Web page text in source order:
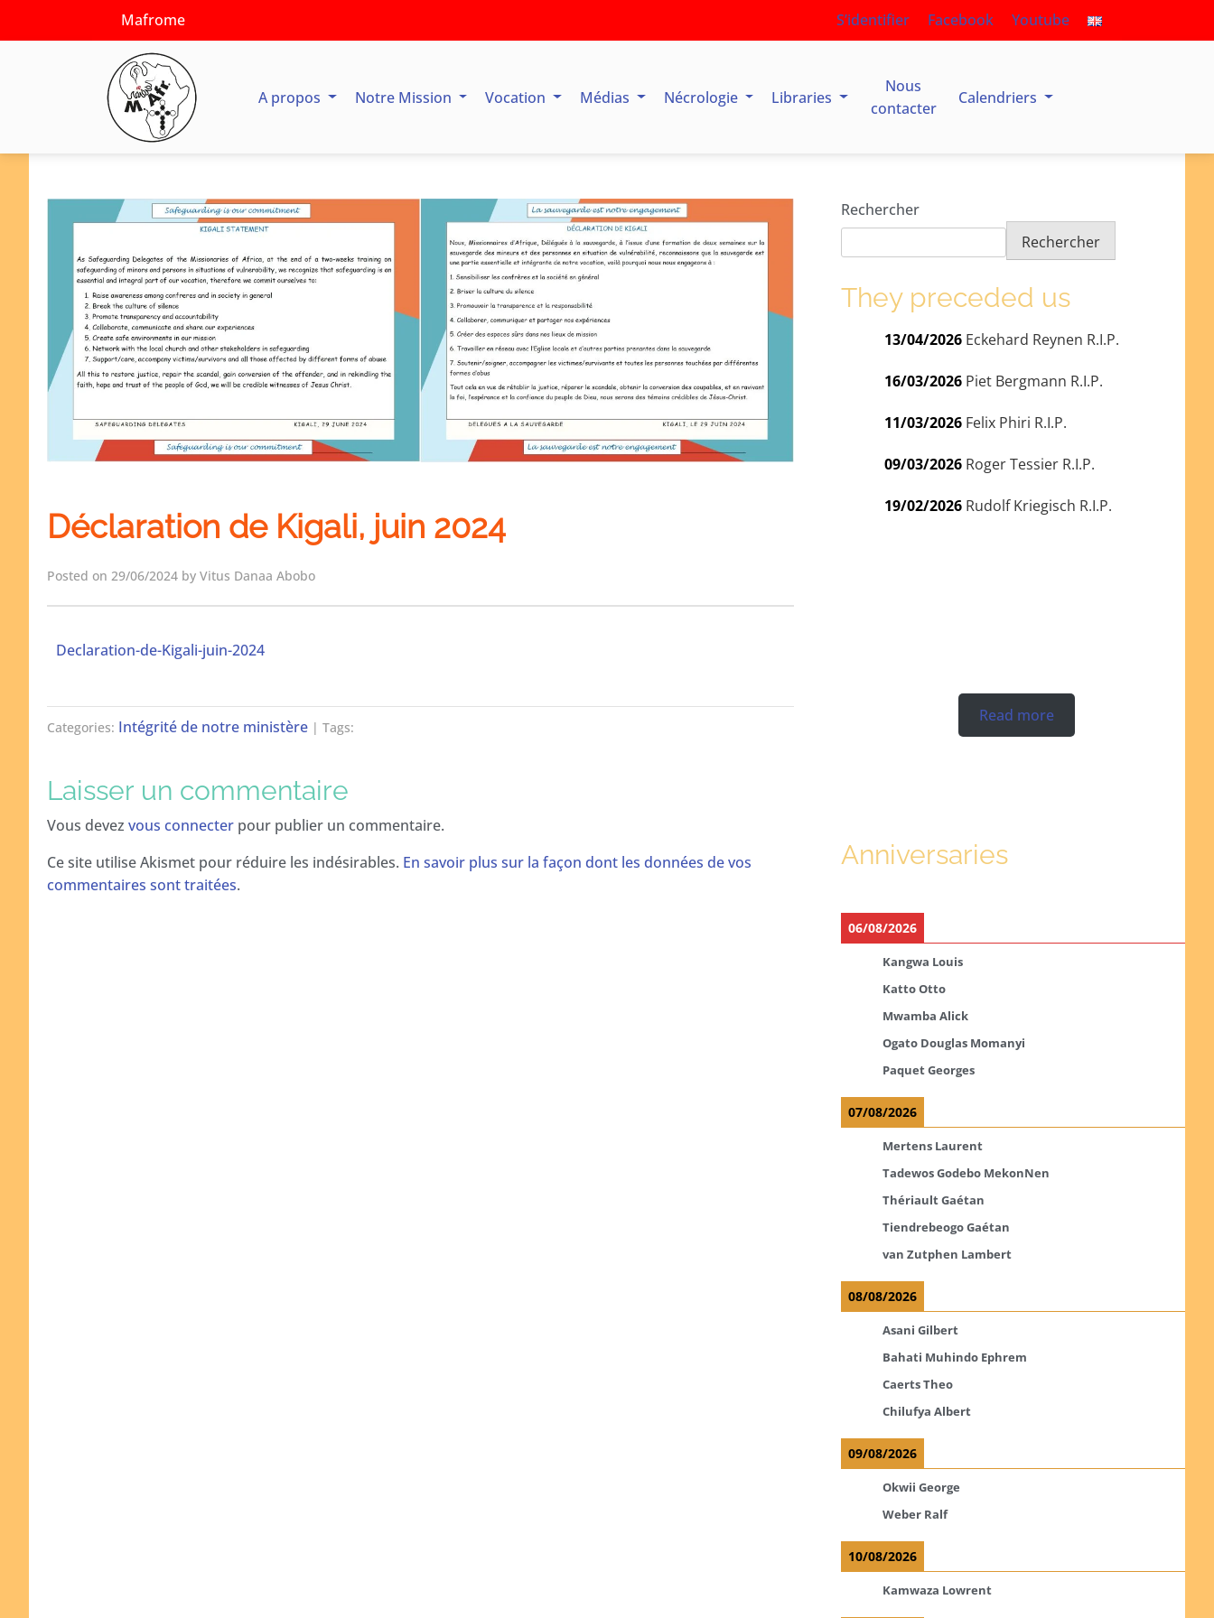
Mafrome S’identifier Facebook Youtube
A propos Notre Mission Vocation Médias Nécrologie Libraries
Nous
contacter
Calendriers
Déclaration de Kigali, juin 2024
Posted on 29/06/2024 by Vitus Danaa Abobo
Declaration-de-Kigali-juin-2024
Categories: Intégrité de notre ministère | Tags:
Laisser un commentaire
Vous devez vous connecter pour publier un commentaire.
Ce site utilise Akismet pour réduire les indésirables. En savoir plus sur la façon dont les données de vos
commentaires sont traitées.
Rechercher
Rechercher
They preceded us
13/04/2026 Eckehard Reynen R.I.P.
16/03/2026 Piet Bergmann R.I.P.
11/03/2026 Felix Phiri R.I.P.
09/03/2026 Roger Tessier R.I.P.
19/02/2026 Rudolf Kriegisch R.I.P.
Read more
Anniversaries
06/08/2026
Kangwa Louis
Katto Otto
Mwamba Alick
Ogato Douglas Momanyi
Paquet Georges
07/08/2026
Mertens Laurent
Tadewos Godebo MekonNen
Thériault Gaétan
Tiendrebeogo Gaétan
van Zutphen Lambert
08/08/2026
Asani Gilbert
Bahati Muhindo Ephrem
Caerts Theo
Chilufya Albert
09/08/2026
Okwii George
Weber Ralf
10/08/2026
Kamwaza Lowrent